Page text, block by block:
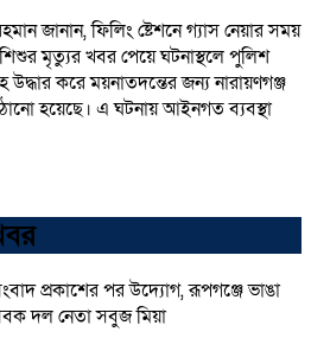
জানান, ফিলিং ষ্টেশনে গ্যাস নেয়ার সময়
মৃত্যুর খবর পেয়ে ঘটনাস্থলে পুলিশ
করে ময়নাতদন্তের জন্য নারায়ণগঞ্জ
হয়েছে। এ ঘটনায় আইনগত ব্যবস্থা